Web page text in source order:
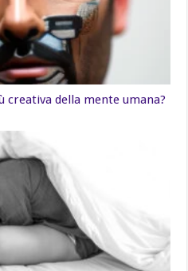
creativa della mente umana?